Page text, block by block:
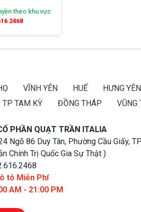
theo khu vực
2468
VĨNH YÊN HUẾ HƯNG YÊN
TP TAM KỲ ĐỒNG THÁP VŨNG
PHẦN QUẠT TRẦN ITALIA
Ngõ 86 Duy Tân, Phường Cầu Giấy,
Chính Trị Quốc Gia Sự Thật )
tô Miễn Phí
AM - 21:00 PM